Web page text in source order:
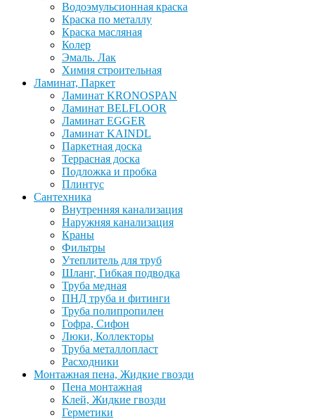
Водоэмульсионная краска
Краска по металлу
Краска масляная
Колер
Эмаль. Лак
Химия строительная
Ламинат, Паркет
Ламинат KRONOSPAN
Ламинат BELFLOOR
Ламинат EGGER
Ламинат KAINDL
Паркетная доска
Террасная доска
Подложка и пробка
Плинтус
Сантехника
Внутренняя канализация
Наружняя канализация
Краны
Фильтры
Утеплитель для труб
Шланг, Гибкая подводка
Труба медная
ПНД труба и фитинги
Труба полипропилен
Гофра, Сифон
Люки, Коллекторы
Труба металлопласт
Расходники
Монтажная пена, Жидкие гвозди
Пена монтажная
Клей, Жидкие гвозди
Герметики